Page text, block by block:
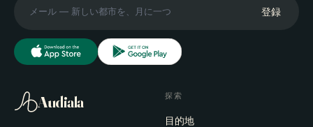
登録
Audiala 探索
目的地